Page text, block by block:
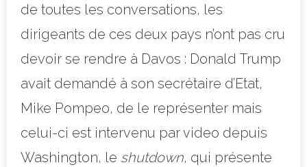
de toutes les conversations, les
dirigeants de ces deux pays n’ont pas cru
devoir se rendre à Davos : Donald Trump
avait demandé à son secrétaire d’Etat,
Mike Pompeo, de le représenter mais
celui-ci est intervenu par video depuis
Washington, le shutdown, qui présente